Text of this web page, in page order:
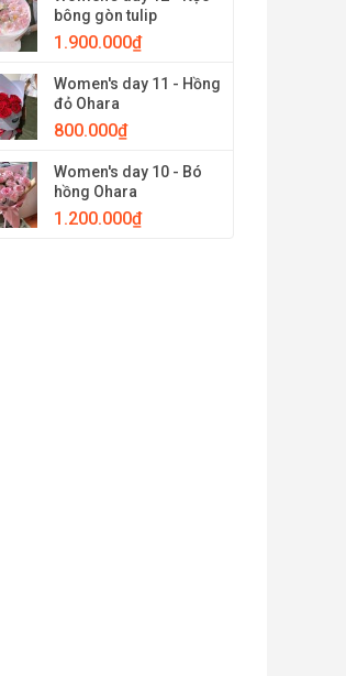
bông gòn tulip
1.900.000₫
Women's day 11 - Hồng
đỏ Ohara
800.000₫
Women's day 10 - Bó
hồng Ohara
1.200.000₫